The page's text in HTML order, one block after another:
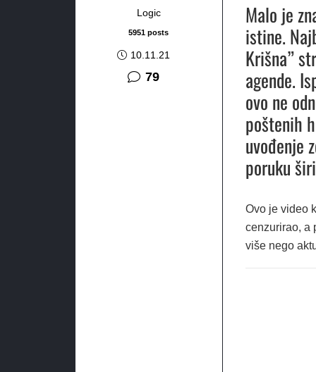
Logic
5951 posts
10.11.21
79komentara
Malo je
istine.
Krišna”
agende.
ovo ne
poštenih
uvođenje
poruku
Ovo je video
cenzurirao, a
više nego